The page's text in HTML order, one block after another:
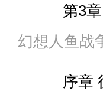
025
026
027
016
017
第3
第4章
第5
幻想人鱼战
序章